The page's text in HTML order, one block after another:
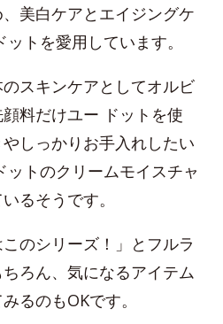
美白ケアとエイジングケ
トを愛用しています。
スキンケアとしてオルビ
料だけユー ドットを使
しっかりお手入れしたい
ットのクリームモイスチャ
るそうです。
のシリーズ！」とフルラ
ろん、気になるアイテム
るのもOKです。